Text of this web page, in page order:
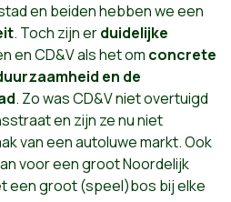
en beiden hebben we een
. Toch zijn erduidelijke
en CD&V als het om concrete
en de
. Zo was CD&V niet overtuigd
en zijn ze nu niet
van een autoluwe markt. Ook
voor een groot Noordelijk
een groot (speel)bos bij elke